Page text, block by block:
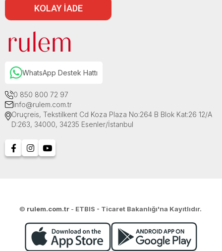
KOLAY İADE
WhatsApp Destek Hattı
0 850 800 72 97
info@rulem.com.tr
Oruçreis, Tekstilkent Cd Koza Plaza No:264 B Blok Kat:26 12/A
D:263, 34000, 34235 Esenler/İstanbul
© rulem.com.tr - ETBIS - Ticaret Bakanlığı'na Kayıtlıdır.